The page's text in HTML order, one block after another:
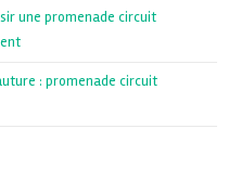
une promenade circuit
: promenade circuit